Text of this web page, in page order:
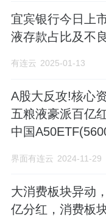
宜宾银行今日上
液存款占比及不
有连云 2025-01-13
A股大反攻!核心
五粮液豪派百亿
中国
界面有连云 2024-11-29
大消费板块异动
亿分红，消费板